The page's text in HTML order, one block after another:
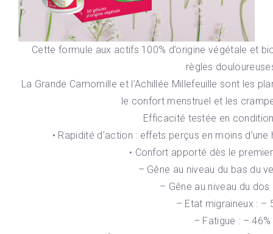
Cette formule aux actifs 100% d’origine végétale et
règles
La Grande Camomille et l’Achillée Millefeuille sont les
le confort menstruel et les
Efficacité testée en
• Rapidité d’action : effets perçus en moins
• Confort apporté dès le
– Gêne au niveau du bas du
– Gêne au niveau du dos
– Etat migraineux : –
– Fatigue : – 46%